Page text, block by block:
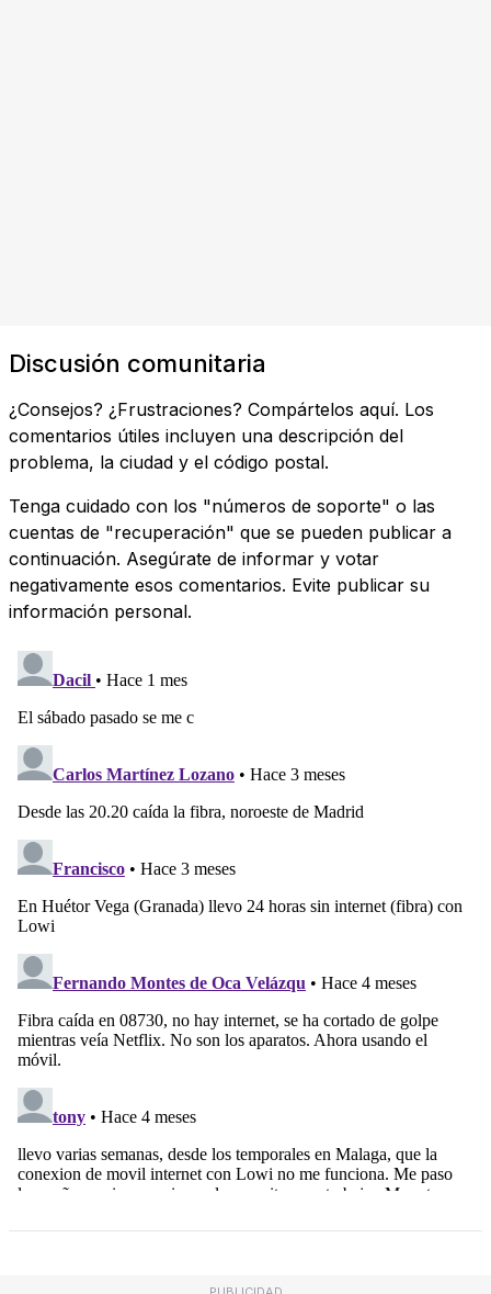
Discusión comunitaria
¿Consejos? ¿Frustraciones? Compártelos aquí. Los
comentarios útiles incluyen una descripción del
problema, la ciudad y el código postal.
Tenga cuidado con los "números de soporte" o las
cuentas de "recuperación" que se pueden publicar a
continuación. Asegúrate de informar y votar
negativamente esos comentarios. Evite publicar su
información personal.